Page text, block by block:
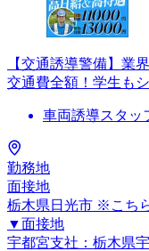
【交通誘導警備】業
交通費全額！学生も
車両誘導スタッ
勤務地
面接地
栃木県日光市 ※こち
▼面接地
宇都宮支社：栃木県